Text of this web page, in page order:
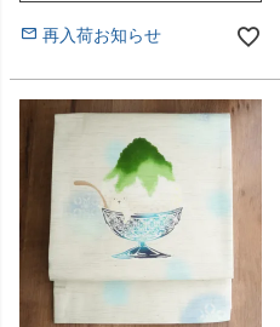
再入荷お知らせ